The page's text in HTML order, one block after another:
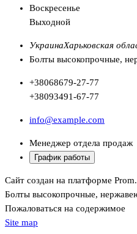
Воскресенье
Выходной
УкраинаХарьковская
Болты высокопрочные,
+38068679-27-77
+38093491-67-77
info@example.com
Менеджер отдела продаж
График работы
Сайт создан на платформе
Болты высокопрочные,
Пожаловаться на содержимое
Site map